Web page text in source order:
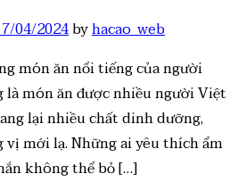
04/2024byhacao_web
món ăn nổi tiếng của người
là món ăn được nhiều người Việt
lại nhiều chất dinh dưỡng,
mới lạ. Những ai yêu thích ẩm
không thể bỏ […]